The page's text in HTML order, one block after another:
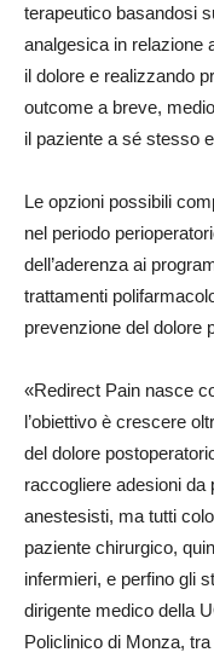
terapeutico basandosi
analgesica in relazione
il dolore e realizzando
outcome a breve,
il paziente a sé stesso
Le opzioni possibili
nel periodo
dell’aderenza ai
trattamenti
prevenzione del dolore
«Redirect Pain nasce
l’obiettivo è crescere
del dolore
raccogliere adesioni da
anestesisti, ma tutti
paziente chirurgico,
infermieri, e perfino gli
dirigente medico della
Policlinico di Monza,